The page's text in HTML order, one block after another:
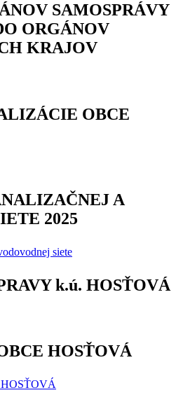
SAMOSPRÁVY
ORGÁNOV
KRAJOV
OBCE
A
2025
k.ú. HOSŤOVÁ
HOSŤOVÁ